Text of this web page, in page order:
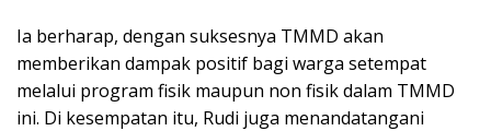
Ia berharap, dengan suksesnya TMMD akan
memberikan dampak positif bagi warga setempat
melalui program fisik maupun non fisik dalam TMMD
ini. Di kesempatan itu, Rudi juga menandatangani